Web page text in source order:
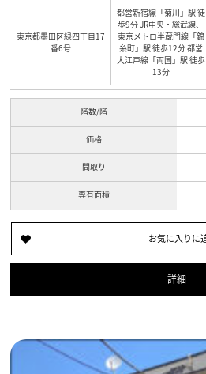
東京都墨田区緑四丁目17
番6号
都営新宿線「菊川」駅 徒
歩9分 JR中央・総武線、
東京メトロ半蔵門線「錦
糸町」駅 徒歩12分 都営
大江戸線「両国」駅 徒歩
13分
階数/階
価格
間取り
専有面積
詳細